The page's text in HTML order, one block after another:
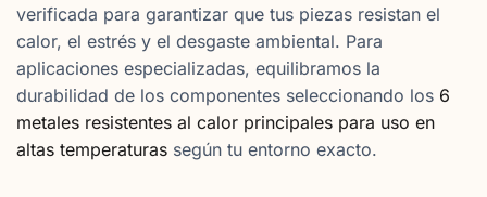
verificada para garantizar que tus piezas resistan el
calor, el estrés y el desgaste ambiental. Para
aplicaciones especializadas, equilibramos la
durabilidad de los componentes seleccionando los 6
metales resistentes al calor principales para uso en
altas temperaturas según tu entorno exacto.